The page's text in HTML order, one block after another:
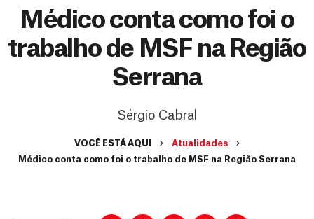
Médico conta como foi o
trabalho de MSF na Região
Serrana
Sérgio Cabral
VOCÊ ESTÁ AQUI
Atualidades
Médico conta como foi o trabalho de MSF na Região Serrana
r